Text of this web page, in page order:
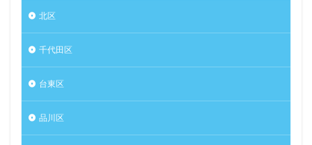
北区
千代田区
台東区
品川区